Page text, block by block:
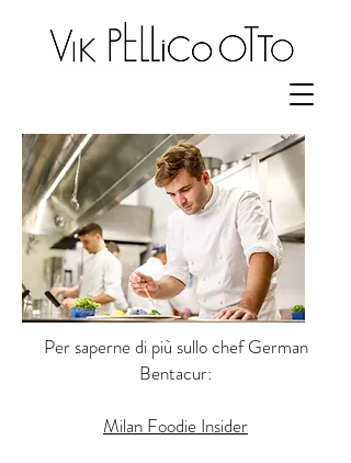
Per saperne di più sullo chef German
Bentacur:
Milan Foodie Insider